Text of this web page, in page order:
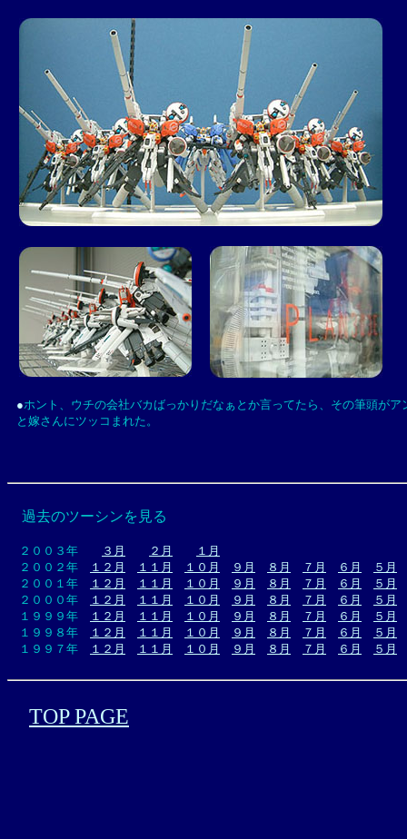
●ホント、ウチの会社バカばっかりだなぁとか言ってたら、その筆頭がア
と嫁さんにツッコまれた。
過去のツーシンを見る
２００３年 ３月 ２月
１月
２００２年
１２月 １１月 １０月 ９月 ８月 ７月 ６月
５月
２００１年
１２月 １１月 １０月 ９月 ８月 ７月 ６月
５月
２０００年
１２月 １１月 １０月 ９月 ８月 ７月 ６月
５月
１９９９年
１２月 １１月 １０月 ９月 ８月 ７月 ６月
５月
１９９８年
１２月 １１月 １０月 ９月 ８月 ７月 ６月
５月
１９９７年
１２月 １１月 １０月 ９月 ８月 ７月 ６月 ５月
TOP PAGE